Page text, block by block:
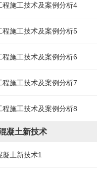
程施工技术及案例分析4
程施工技术及案例分析5
程施工技术及案例分析6
程施工技术及案例分析7
程施工技术及案例分析8
凝土新技术
凝土新技术1